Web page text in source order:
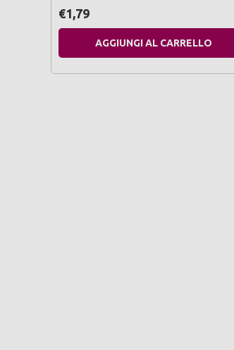
€1,79
AGGIUNGI AL CARRELLO